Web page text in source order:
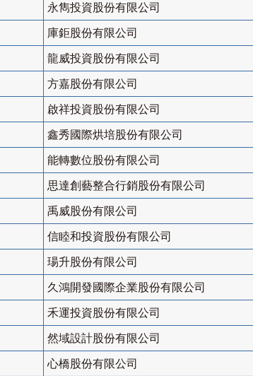
永雋投資股份有限公司
庫鉅股份有限公司
龍威投資股份有限公司
方嘉股份有限公司
啟祥投資股份有限公司
鑫秀國際烘培股份有限公司
能轉數位股份有限公司
思達創藝整合行銷股份有限公司
禹威股份有限公司
信睦和投資股份有限公司
瑒升股份有限公司
久鴻開發國際企業股份有限公司
禾運投資股份有限公司
然域設計股份有限公司
心橋股份有限公司